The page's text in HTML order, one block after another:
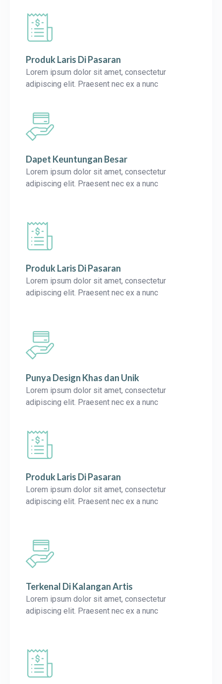
Produk Laris Di Pasaran
Lorem ipsum dolor sit amet, consectetur
adipiscing elit. Praesent nec ex a nunc
Dapet Keuntungan Besar
Lorem ipsum dolor sit amet, consectetur
adipiscing elit. Praesent nec ex a nunc
Produk Laris Di Pasaran
Lorem ipsum dolor sit amet, consectetur
adipiscing elit. Praesent nec ex a nunc
Punya Design Khas dan Unik
Lorem ipsum dolor sit amet, consectetur
adipiscing elit. Praesent nec ex a nunc
Produk Laris Di Pasaran
Lorem ipsum dolor sit amet, consectetur
adipiscing elit. Praesent nec ex a nunc
Terkenal Di Kalangan Artis
Lorem ipsum dolor sit amet, consectetur
adipiscing elit. Praesent nec ex a nunc